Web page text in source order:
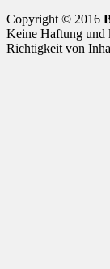
Copyright © 2016
Keine Haftung und
Richtigkeit von